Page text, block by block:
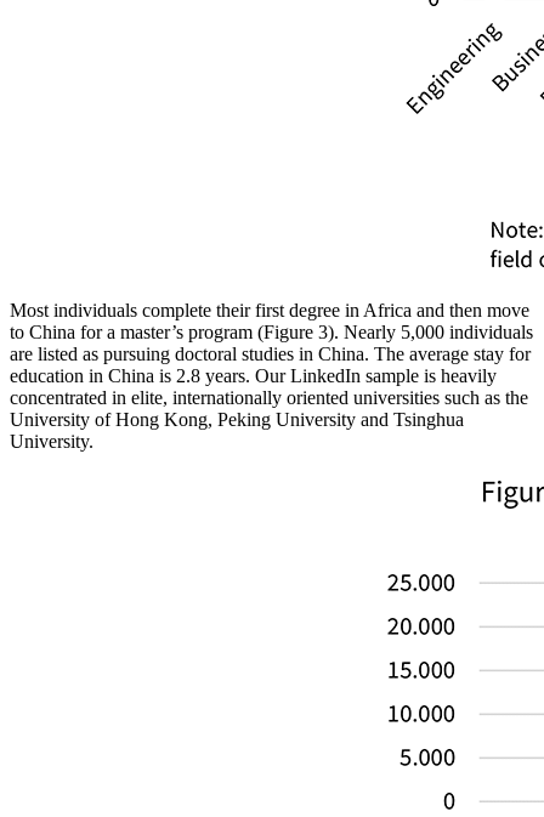
Most individuals complete their first degree in Africa and then move
to China for a master’s program (Figure 3). Nearly 5,000 individuals
are listed as pursuing doctoral studies in China. The average stay for
education in China is 2.8 years. Our LinkedIn sample is heavily
concentrated in elite, internationally oriented universities such as the
University of Hong Kong, Peking University and Tsinghua
University.